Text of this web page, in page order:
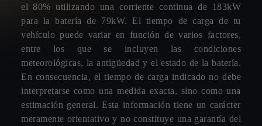
el 80% utilizando una corriente continua de 183kW
para la batería de 79kW. El tiempo de carga de tu
vehículo puede variar en función de varios factores,
entre los que se incluyen las condiciones
meteorológicas, la antigüedad y el estado de la batería.
En consecuencia, el tiempo de carga indicado no debe
interpretarse como una medida exacta, sino como una
estimación general. Esta información tiene un carácter
meramente orientativo y no constituye una garantía del